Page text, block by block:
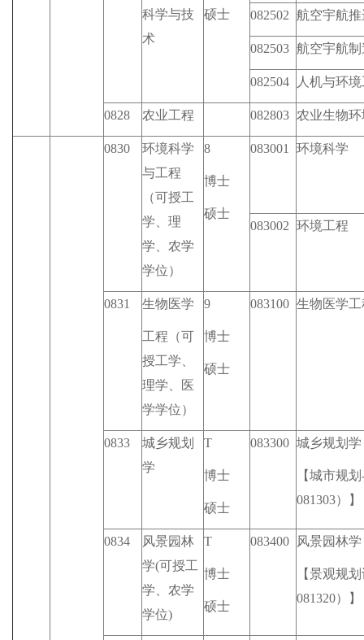
科学与技
术
硕士 082502 航空宇航
082503 航空宇航
082504 人机与环
0828 农业工程 082803 农业生物
0830
环境科学
与工程
（可授工
学、理
学、农学
学位）
8
博士
硕士
083001 环境科学
083002 环境工程
0831 生物医学
工程（可
授工学、
理学、医
学学位）
9
博士
硕士
083100 生物医学工
0833
城乡规划
学
T
博士
硕士
083300 城乡规划学
【城市规
081303）】
0834
风景园林
学(可授工
学、农学
学位)
T
博士
硕士
083400 风景园林学
【景观规
081320）】